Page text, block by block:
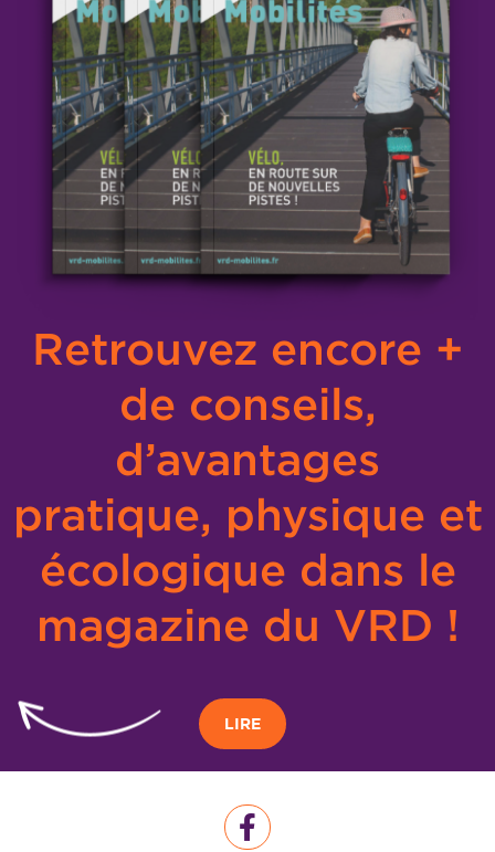
Retrouvez encore +
de conseils,
d’avantages
pratique, physique et
écologique dans le
magazine du VRD !
LIRE